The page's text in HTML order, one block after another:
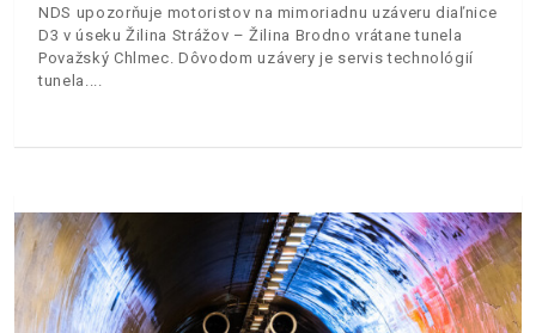
NDS upozorňuje motoristov na mimoriadnu uzáveru diaľnice
D3 v úseku Žilina Strážov – Žilina Brodno vrátane tunela
Považský Chlmec. Dôvodom uzávery je servis technológií
tunela.